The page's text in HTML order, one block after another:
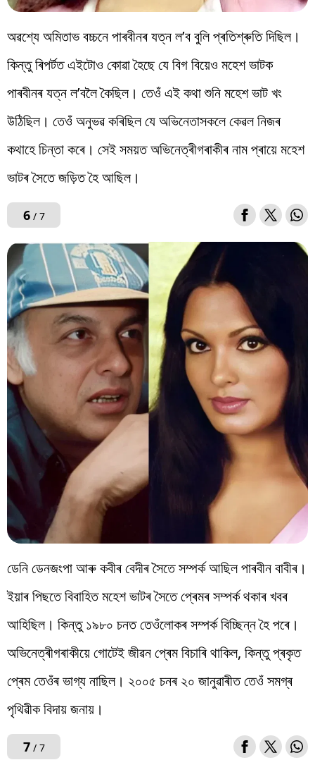
অৱশ্যে অমিতাভ বচ্চনে পাৰবীনৰ যত্ন ল’ব বুলি প্ৰতিশ্ৰুতি দিছিল।
কিন্তু ৰিপৰ্টত এইটোও কোৱা হৈছে যে বিগ বিয়েও মহেশ ভাটক
পাৰবীনৰ যত্ন ল’বলৈ কৈছিল। তেওঁ এই কথা শুনি মহেশ ভাট খং
উঠিছিল। তেওঁ অনুভৱ কৰিছিল যে অভিনেতাসকলে কেৱল নিজৰ
কথাহে চিন্তা কৰে। সেই সময়ত অভিনেত্ৰীগৰাকীৰ নাম প্ৰায়ে মহেশ
ভাটৰ সৈতে জড়িত হৈ আছিল।
6/ 7
ডেনি ডেনজংপা আৰু কবীৰ বেদীৰ সৈতে সম্পৰ্ক আছিল পাৰবীন বাবীৰ।
ইয়াৰ পিছতে বিবাহিত মহেশ ভাটৰ সৈতে প্ৰেমৰ সম্পৰ্ক থকাৰ খবৰ
আহিছিল। কিন্তু ১৯৮০ চনত তেওঁলোকৰ সম্পৰ্ক বিচ্ছিন্ন হৈ পৰে।
অভিনেত্ৰীগৰাকীয়ে গোটেই জীৱন প্ৰেম বিচাৰি থাকিল, কিন্তু প্ৰকৃত
প্ৰেম তেওঁৰ ভাগ্য নাছিল। ২০০৫ চনৰ ২০ জানুৱাৰীত তেওঁ সমগ্ৰ
পৃথিৱীক বিদায় জনায়।
7/ 7